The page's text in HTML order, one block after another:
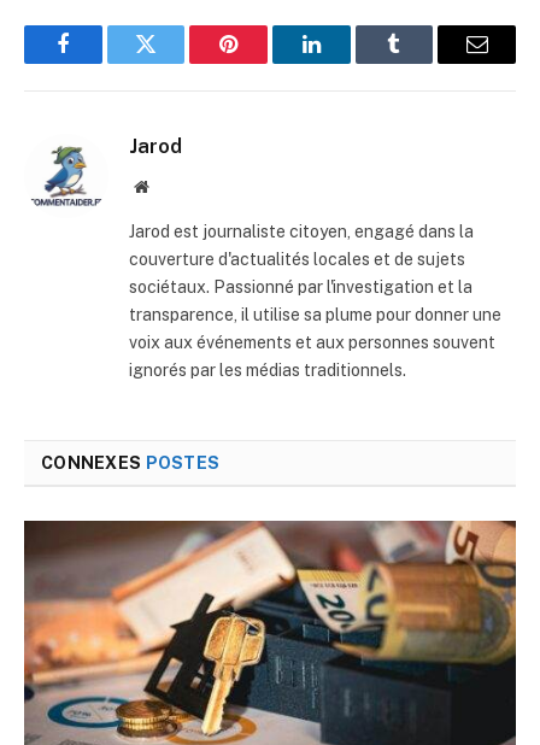
FacebookTwitter Pinterest LinkedInTumblr
E-
Jarod
Site
Jarod est journaliste citoyen, engagé dans la
couverture d'actualités locales et de sujets
sociétaux. Passionné par l'investigation et la
transparence, il utilise sa plume pour donner une
voix aux événements et aux personnes souvent
ignorés par les médias traditionnels.
CONNEXES POSTES